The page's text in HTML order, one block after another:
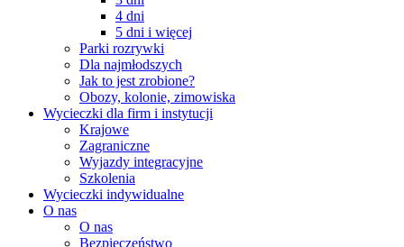
4 dni
5 dni i więcej
Parki rozrywki
Dla najmłodszych
Jak to jest zrobione?
Obozy, kolonie, zimowiska
Wycieczki dla firm i instytucji
Krajowe
Zagraniczne
Wyjazdy integracyjne
Szkolenia
Wycieczki indywidualne
O nas
O nas
Bezpieczeństwo